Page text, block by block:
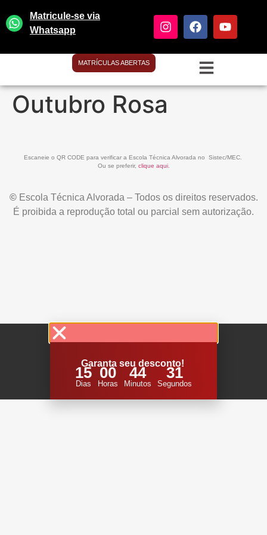
Matricule-se via
Whatsapp
MATRÍCULAS ABERTAS
Outubro Rosa
Escaneie o QR CODE para verificar a Escola Técnica Alvorada no Sistec/MEC.
Ou se preferir, clique aqui.
© Escola Técnica Alvorada – Todos os direitos reservados.
É proibida a reprodução total ou parcial sem autorização.
Garanta seu desconto!
15
Dias
00
Horas
44
Minutos
30
Segundos